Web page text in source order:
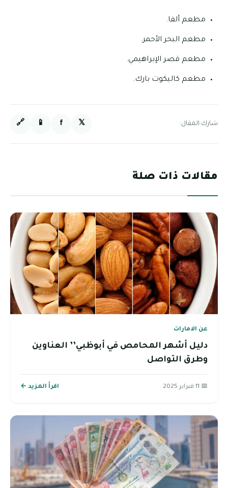
مطعم ألفا.
مطعم البحر الأحمر.
مطعم قصر الإبراهيمي.
مطعم كاليكوت بارك.
شارك المقال: 𝕏
f
📱
🔗
مقالات ذات صلة
عن الامارات
دليل أشهر المحامص في أبوظبي’’ العناوين
وطرق التواصل
📅 11 فبراير 2025 اقرأ المزيد ←